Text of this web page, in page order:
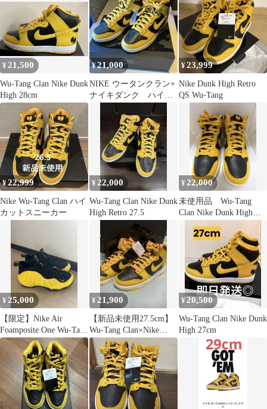
¥ 21,500
Wu-Tang Clan Nike Dunk
High 28cm
¥21,000
NIKE ウータンクラン×
ナイキダンク ハイ
レトロPRM ブラックア
ンドパラン
¥23,999
Nike Dunk High Retro
QS Wu-Tang
¥22,999
Nike Wu-Tang Clan ハイ
カットスニーカー
¥ 22,000
Wu-Tang Clan Nike Dunk
High Retro 27.5
¥ 22,000
未使用品 Wu-Tang
Clan Nike Dunk High
¥ 25,000
【限定】Nike Air
Foamposite One Wu-Tang
27cm
¥ 21,900
【新品未使用27.5cm】
Wu-Tang Clan×Nike
Dunk High
¥ 20,500
Wu-Tang Clan Nike Dunk
High 27cm